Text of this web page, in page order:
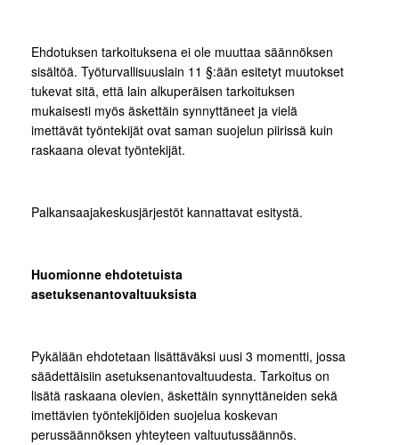
Ehdotuksen tarkoituksena ei ole muuttaa säännöksen
sisältöä. Työturvallisuuslain 11 §:ään esitetyt muutokset
tukevat sitä, että lain alkuperäisen tarkoituksen
mukaisesti myös äskettäin synnyttäneet ja vielä
imettävät työntekijät ovat saman suojelun piirissä kuin
raskaana olevat työntekijät.
Palkansaajakeskusjärjestöt kannattavat esitystä.
Huomionne ehdotetuista
asetuksenantovaltuuksista
Pykälään ehdotetaan lisättäväksi uusi 3 momentti, jossa
säädettäisiin asetuksenantovaltuudesta. Tarkoitus on
lisätä raskaana olevien, äskettäin synnyttäneiden sekä
imettävien työntekijöiden suojelua koskevan
perussäännöksen yhteyteen valtuutussäännös.